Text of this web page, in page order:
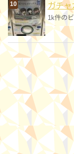
ガチャ
1k件の